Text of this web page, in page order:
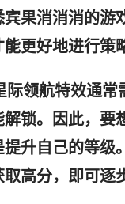
果消消消的游
更好地进行策
际领航特效通常
锁。因此，要
升自己的等级
高分，即可逐